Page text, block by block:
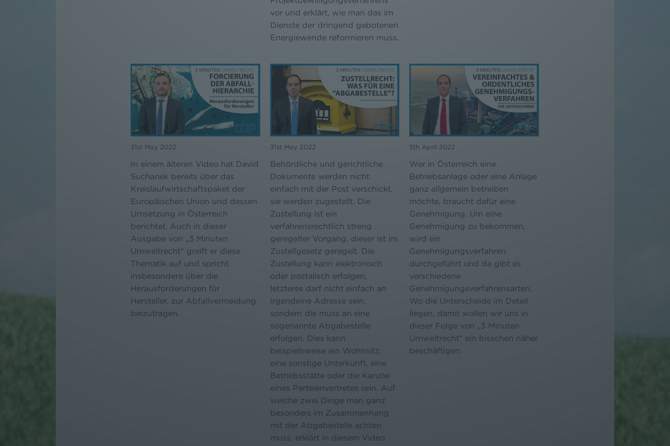
vor und erklärt, wie man das im
Dienste der dringend gebotenen
Energiewende reformieren muss.
31st May 2022
In einem älteren Video hat David
Suchanek bereits über das
Kreislaufwirtschaftspaket der
Europäischen Union und dessen
Umsetzung in Österreich
berichtet. Auch in dieser
Ausgabe von „3 Minuten
Umweltrecht“ greift er diese
Thematik auf und spricht
insbesondere über die
Herausforderungen für
Hersteller, zur Abfallvermeidung
beizutragen.
31st May 2022
Behördliche und gerichtliche
Dokumente werden nicht
einfach mit der Post verschickt,
sie werden zugestellt. Die
Zustellung ist ein
verfahrensrechtlich streng
geregelter Vorgang, dieser ist im
Zustellgesetz geregelt. Die
Zustellung kann elektronisch
oder postalisch erfolgen,
letzteres darf nicht einfach an
irgendeine Adresse sein,
sondern die muss an eine
sogenannte Abgabestelle
erfolgen. Dies kann
beispielsweise ein Wohnsitz,
eine sonstige Unterkunft, eine
Betriebsstätte oder die Kanzlei
eines Parteienvertretes sein. Auf
welche zwei Dinge man ganz
besonders im Zusammenhang
mit der Abgabestelle achten
muss, erklärt in diesem Video
5th April 2022
Wer in Österreich eine
Betriebsanlage oder eine Anlage
ganz allgemein betreiben
möchte, braucht dafür eine
Genehmigung. Um eine
Genehmigung zu bekommen,
wird ein
Genehmigungsverfahren
durchgeführt und da gibt es
verschiedene
Genehmigungsverfahrensarten.
Wo die Unterscheide im Detail
liegen, damit wollen wir uns in
dieser Folge von „3 Minuten
Umweltrecht“ ein bisschen näher
beschäftigen.